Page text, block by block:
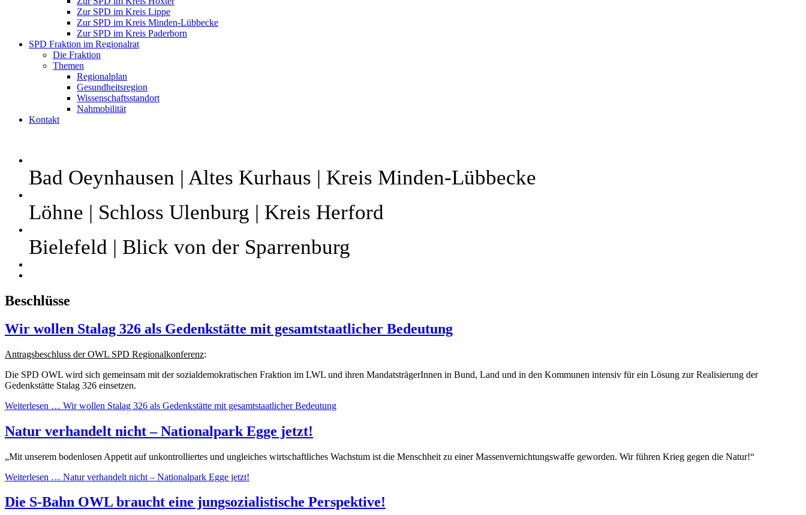
Zur SPD im Kreis Lippe
Zur SPD im Kreis Minden-Lübbecke
Zur SPD im Kreis Paderborn
SPD Fraktion im Regionalrat
Die Fraktion
Themen
Regionalplan
Gesundheitsregion
Wissenschaftsstandort
Nahmobilität
Kontakt
Bad Oeynhausen | Altes Kurhaus | Kreis Minden-Lübbecke
Löhne | Schloss Ulenburg | Kreis Herford
Bielefeld | Blick von der Sparrenburg
Beschlüsse
Wir wollen Stalag 326 als Gedenkstätte mit gesamtstaatlicher Bedeutung
Antragsbeschluss der OWL SPD Regionalkonferenz:
Die SPD OWL wird sich gemeinsam mit der sozialdemokratischen Fraktion im LWL und ihren MandatsträgerInnen in Bund, Land und in den Kommunen intensiv für ein Lösung zur Realisierung der
Gedenkstätte Stalag 326 einsetzen.
Weiterlesen … Wir wollen Stalag 326 als Gedenkstätte mit gesamtstaatlicher Bedeutung
Natur verhandelt nicht – Nationalpark Egge jetzt!
„Mit unserem bodenlosen Appetit auf unkontrolliertes und ungleiches wirtschaftliches Wachstum ist die Menschheit zu einer Massenvernichtungswaffe geworden. Wir führen Krieg gegen die Natur!“
Weiterlesen … Natur verhandelt nicht – Nationalpark Egge jetzt!
Die S-Bahn OWL braucht eine jungsozialistische Perspektive!